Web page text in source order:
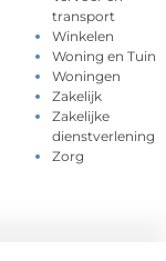
transport
Winkelen
Woning en Tuin
Woningen
Zakelijk
Zakelijke
dienstverlening
Zorg